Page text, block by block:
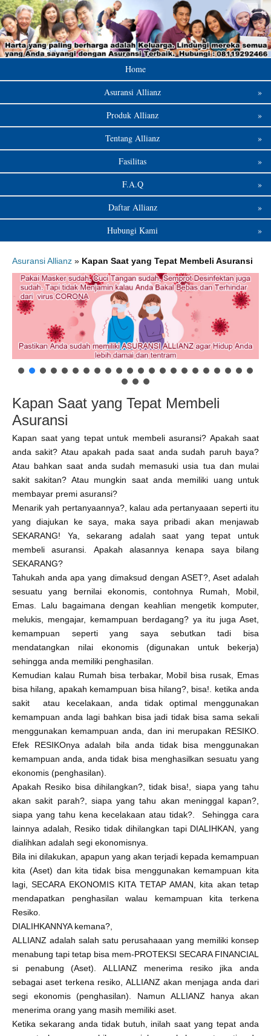
Home
Asuransi Allianz
»
Produk Allianz
»
Tentang Allianz
»
Fasilitas
»
F.A.Q
»
Daftar Allianz
»
Hubungi Kami
»
Asuransi Allianz » Kapan Saat yang Tepat Membeli Asuransi
Kapan Saat yang Tepat Membeli
Asuransi
Kapan saat yang tepat untuk membeli asuransi? Apakah saat
anda sakit? Atau apakah pada saat anda sudah paruh baya?
Atau bahkan saat anda sudah memasuki usia tua dan mulai
sakit sakitan? Atau mungkin saat anda memiliki uang untuk
membayar premi asuransi?
Menarik yah pertanyaannya?, kalau ada pertanyaaan seperti itu
yang diajukan ke saya, maka saya pribadi akan menjawab
SEKARANG! Ya, sekarang adalah saat yang tepat untuk
membeli asuransi. Apakah alasannya kenapa saya bilang
SEKARANG?
Tahukah anda apa yang dimaksud dengan ASET?, Aset adalah
sesuatu yang bernilai ekonomis, contohnya Rumah, Mobil,
Emas. Lalu bagaimana dengan keahlian mengetik komputer,
melukis, mengajar, kemampuan berdagang? ya itu juga Aset,
kemampuan seperti yang saya sebutkan tadi bisa
mendatangkan nilai ekonomis (digunakan untuk bekerja)
sehingga anda memiliki penghasilan.
Kemudian kalau Rumah bisa terbakar, Mobil bisa rusak, Emas
bisa hilang, apakah kemampuan bisa hilang?, bisa!. ketika anda
sakit atau kecelakaan, anda tidak optimal menggunakan
kemampuan anda lagi bahkan bisa jadi tidak bisa sama sekali
menggunakan kemampuan anda, dan ini merupakan RESIKO.
Efek RESIKOnya adalah bila anda tidak bisa menggunakan
kemampuan anda, anda tidak bisa menghasilkan sesuatu yang
ekonomis (penghasilan).
Apakah Resiko bisa dihilangkan?, tidak bisa!, siapa yang tahu
akan sakit parah?, siapa yang tahu akan meninggal kapan?,
siapa yang tahu kena kecelakaan atau tidak?. Sehingga cara
lainnya adalah, Resiko tidak dihilangkan tapi DIALIHKAN, yang
dialihkan adalah segi ekonomisnya.
Bila ini dilakukan, apapun yang akan terjadi kepada kemampuan
kita (Aset) dan kita tidak bisa menggunakan kemampuan kita
lagi, SECARA EKONOMIS KITA TETAP AMAN, kita akan tetap
mendapatkan penghasilan walau kemampuan kita terkena
Resiko.
DIALIHKANNYA kemana?,
ALLIANZ adalah salah satu perusahaaan yang memiliki konsep
menabung tapi tetap bisa mem-PROTEKSI SECARA FINANCIAL
si penabung (Aset). ALLIANZ menerima resiko jika anda
sebagai aset terkena resiko, ALLIANZ akan menjaga anda dari
segi ekonomis (penghasilan). Namun ALLIANZ hanya akan
menerima orang yang masih memiliki aset.
Ketika sekarang anda tidak butuh, inilah saat yang tepat anda